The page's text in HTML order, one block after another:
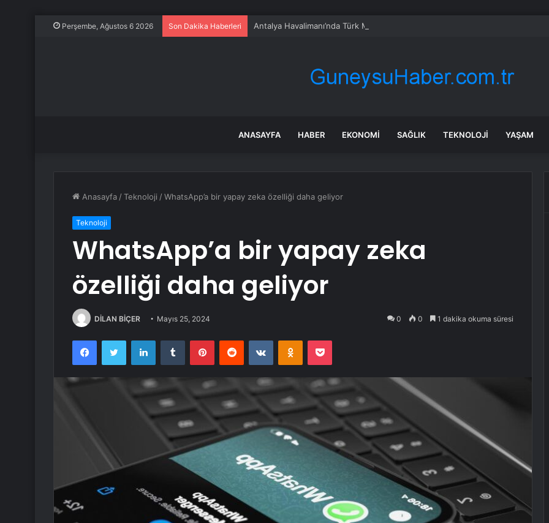
Perşembe, Ağustos 6 2026 Son Dakika Haberleri Antalya Havalimanı’nda Türk Mutfağı Haftası tanıtım etkinliği
ANASAYFA HABER EKONOMI SAĞLIK TEKNOLOJI YAŞAM
Anasayfa /Teknoloji /WhatsApp’a bir yapay zeka özelliği daha geliyor
Teknoloji
WhatsApp’a bir yapay zeka
özelliği daha geliyor
DİLAN BİÇER Mayıs 25, 2024 0 0 1 dakika okuma süresi
FacebookTwitter LinkedInTumblr PinterestReddit VKontakteOdnoklassniki
Pocket